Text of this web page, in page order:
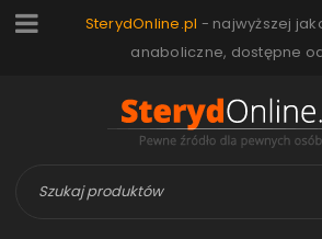
SterydOnline.pl - najwyższej
anaboliczne, dostępne